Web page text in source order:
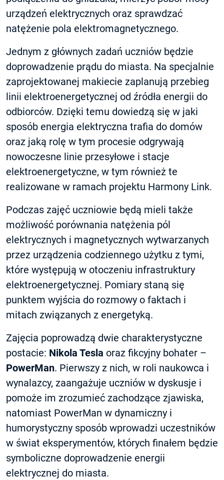
urządzeń elektrycznych oraz sprawdzać
natężenie pola elektromagnetycznego.
Jednym z głównych zadań uczniów będzie
doprowadzenie prądu do miasta. Na specjalnie
zaprojektowanej makiecie zaplanują przebieg
linii elektroenergetycznej od źródła energii do
odbiorców. Dzięki temu dowiedzą się w jaki
sposób energia elektryczna trafia do domów
oraz jaką rolę w tym procesie odgrywają
nowoczesne linie przesyłowe i stacje
elektroenergetyczne, w tym również te
realizowane w ramach projektu Harmony Link.
Podczas zajęć uczniowie będą mieli także
możliwość porównania natężenia pól
elektrycznych i magnetycznych wytwarzanych
przez urządzenia codziennego użytku z tymi,
które występują w otoczeniu infrastruktury
elektroenergetycznej. Pomiary staną się
punktem wyjścia do rozmowy o faktach i
mitach związanych z energetyką.
Zajęcia poprowadzą dwie charakterystyczne
postacie: Nikola Tesla oraz fikcyjny bohater –
PowerMan. Pierwszy z nich, w roli naukowca i
wynalazcy, zaangażuje uczniów w dyskusje i
pomoże im zrozumieć zachodzące zjawiska,
natomiast PowerMan w dynamiczny i
humorystyczny sposób wprowadzi uczestników
w świat eksperymentów, których finałem będzie
symboliczne doprowadzenie energii
elektrycznej do miasta.